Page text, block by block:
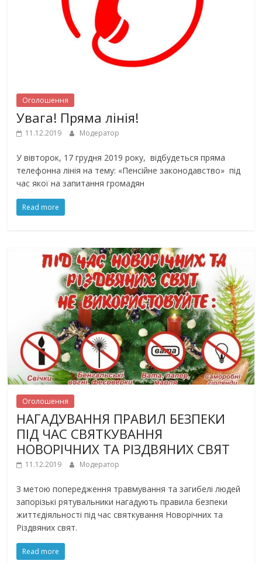
Оголошення
Увага! Пряма лінія!
11.12.2019 Модератор
У вівторок, 17 грудня 2019 року, відбудеться пряма
телефонна лінія на тему: «Пенсійне законодавство» під
час якої на запитання громадян
Read more
Оголошення
НАГАДУВАННЯ ПРАВИЛ БЕЗПЕКИ
ПІД ЧАС СВЯТКУВАННЯ
НОВОРІЧНИХ ТА РІЗДВЯНИХ СВЯТ
11.12.2019 Модератор
З метою попередження травмування та загибелі людей
запорізькі рятувальники нагадують правила безпеки
життєдіяльності під час святкування Новорічних та
Різдвяних свят.
Read more